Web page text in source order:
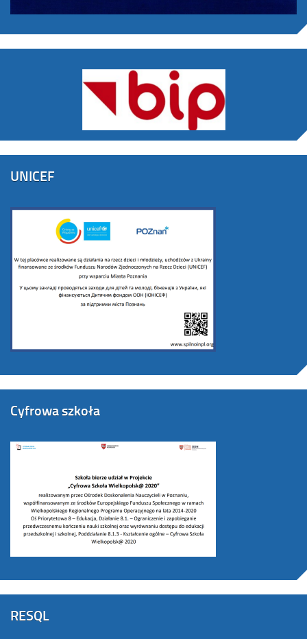
UNICEF
Cyfrowa szkoła
RESQL